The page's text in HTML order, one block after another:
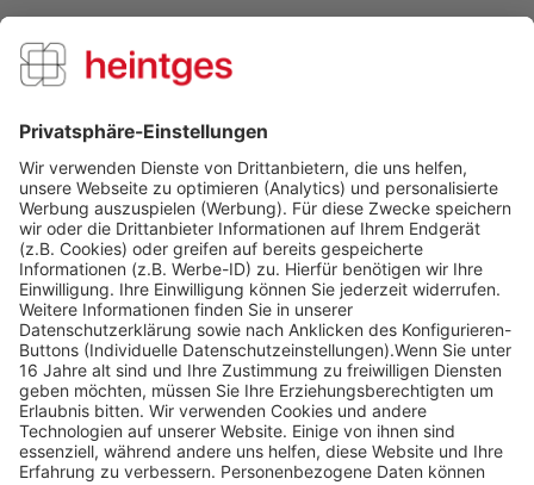
Kunden haben sich ebenfalls angesehen
Über uns
Service Hotline
Shop Service
Informationen
Folge uns